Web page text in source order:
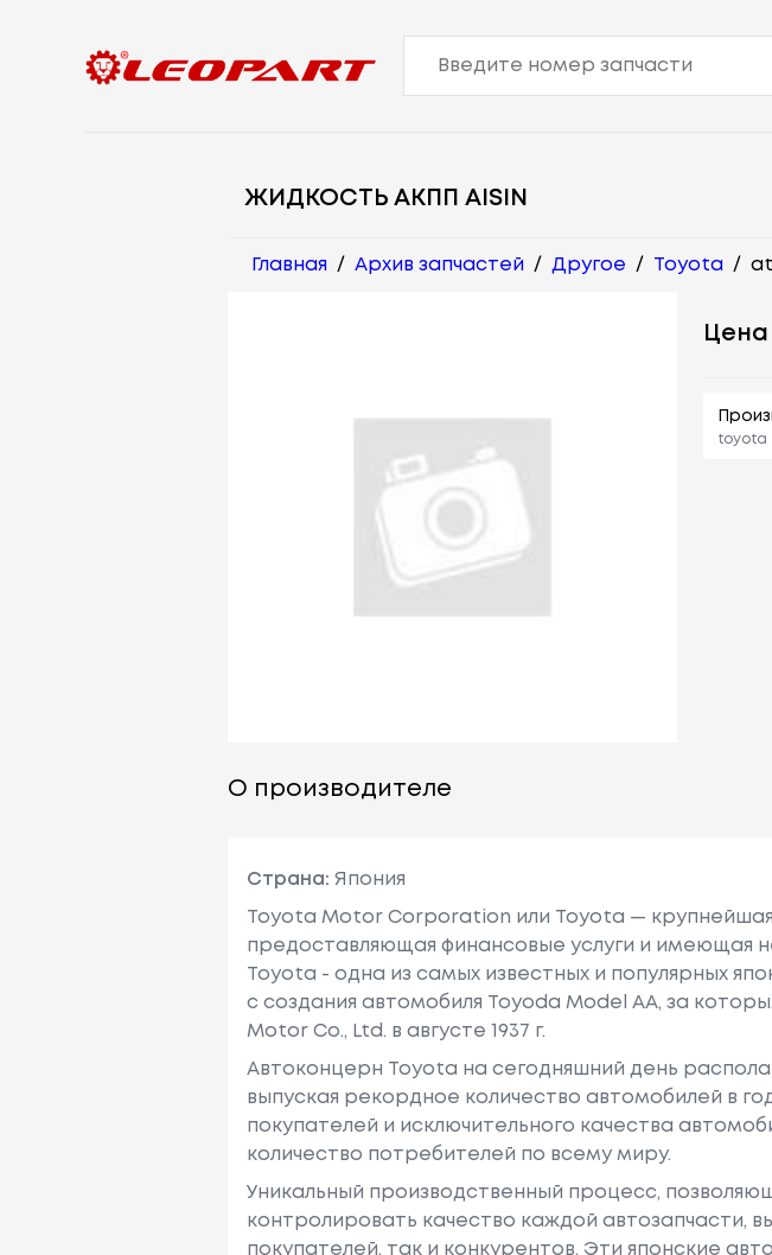
ЖИДКОСТЬ АКПП AISIN
Главная / Архив запчастей / Другое / Toyota /
Цена
toyota
О производителе
Страна: Япония
Toyota Motor Corporation или Toyota —
предоставляющая финансовые услуги и имеющая
Toyota - одна из самых известных и популярных
с создания автомобиля Toyoda Model AA, за
Motor Co., Ltd. в августе 1937 г.
Автоконцерн Toyota на сегодняшний день
выпуская рекордное количество автомобилей в
покупателей и исключительного качества
количество потребителей по всему миру.
Уникальный производственный процесс,
контролировать качество каждой автозапчасти,
покупателей, так и конкурентов. Эти японские